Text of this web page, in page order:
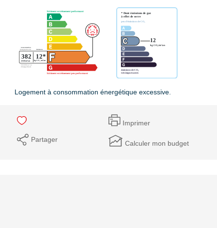
Logement à consommation énergétique excessive.
Imprimer
Partager Calculer mon budget